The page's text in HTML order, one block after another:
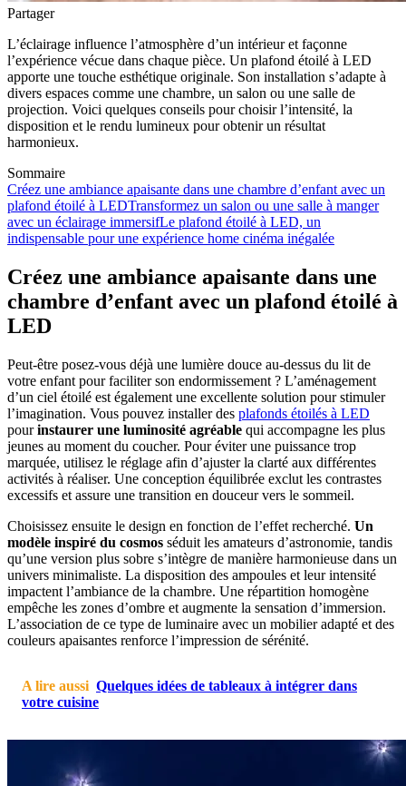
Partager
L’éclairage influence l’atmosphère d’un intérieur et façonne
l’expérience vécue dans chaque pièce. Un plafond étoilé à LED
apporte une touche esthétique originale. Son installation s’adapte à
divers espaces comme une chambre, un salon ou une salle de
projection. Voici quelques conseils pour choisir l’intensité, la
disposition et le rendu lumineux pour obtenir un résultat
harmonieux.
Sommaire
Créez une ambiance apaisante dans une chambre d’enfant avec un
plafond étoilé à LEDTransformez un salon ou une salle à manger
avec un éclairage immersifLe plafond étoilé à LED, un
indispensable pour une expérience home cinéma inégalée
Créez une ambiance apaisante dans une
chambre d’enfant avec un plafond étoilé à
LED
Peut-être posez-vous déjà une lumière douce au-dessus du lit de
votre enfant pour faciliter son endormissement ? L’aménagement
d’un ciel étoilé est également une excellente solution pour stimuler
l’imagination. Vous pouvez installer des plafonds étoilés à LED
pourinstaurer une luminosité agréable qui accompagne les plus
jeunes au moment du coucher. Pour éviter une puissance trop
marquée, utilisez le réglage afin d’ajuster la clarté aux différentes
activités à réaliser. Une conception équilibrée exclut les contrastes
excessifs et assure une transition en douceur vers le sommeil.
Choisissez ensuite le design en fonction de l’effet recherché. Un
modèle inspiré du cosmos séduit les amateurs d’astronomie, tandis
qu’une version plus sobre s’intègre de manière harmonieuse dans un
univers minimaliste. La disposition des ampoules et leur intensité
impactent l’ambiance de la chambre. Une répartition homogène
empêche les zones d’ombre et augmente la sensation d’immersion.
L’association de ce type de luminaire avec un mobilier adapté et des
couleurs apaisantes renforce l’impression de sérénité.
A lire aussi Quelques idées de tableaux à intégrer dans
votre cuisine